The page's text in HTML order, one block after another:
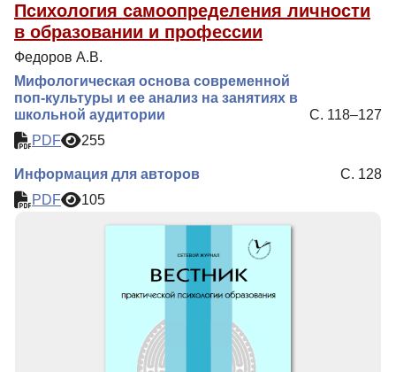
Психология самоопределения личности
в образовании и профессии
Федоров А.В.
Мифологическая основа современной
поп-культуры и ее анализ на занятиях в
школьной аудитории
С. 118–127
PDF
255
Информация для авторов
С. 128
PDF
105